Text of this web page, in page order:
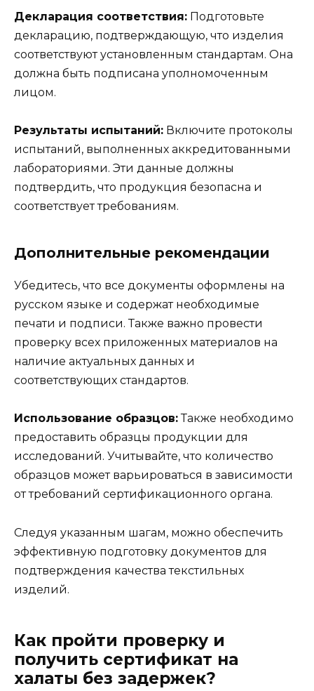
Декларация соответствия: Подготовьте
декларацию, подтверждающую, что изделия
соответствуют установленным стандартам. Она
должна быть подписана уполномоченным
лицом.
Результаты испытаний: Включите протоколы
испытаний, выполненных аккредитованными
лабораториями. Эти данные должны
подтвердить, что продукция безопасна и
соответствует требованиям.
Дополнительные рекомендации
Убедитесь, что все документы оформлены на
русском языке и содержат необходимые
печати и подписи. Также важно провести
проверку всех приложенных материалов на
наличие актуальных данных и
соответствующих стандартов.
Использование образцов:Также необходимо
предоставить образцы продукции для
исследований. Учитывайте, что количество
образцов может варьироваться в зависимости
от требований сертификационного органа.
Следуя указанным шагам, можно обеспечить
эффективную подготовку документов для
подтверждения качества текстильных
изделий.
Как пройти проверку и
получить сертификат на
халаты без задержек?